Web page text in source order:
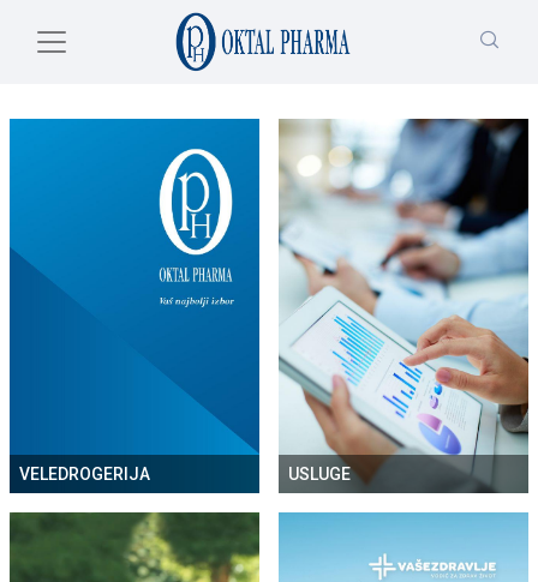
VELEDROGERIJA USLUGE